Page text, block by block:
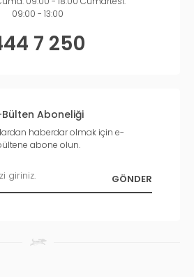
09:00 - 13:00
7 250
Bülten Aboneliği
haberdar olmak için e-
abone olun.